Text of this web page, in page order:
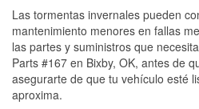
Las tormentas invernales pueden
mantenimiento menores en fallas
las partes y suministros que
Parts #167 en Bixby, OK, antes de
asegurarte de que tu vehículo esté
aproxima.